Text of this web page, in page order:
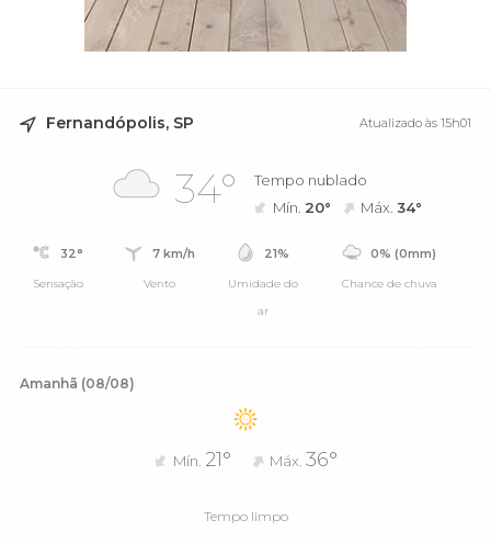
Fernandópolis, SP Atualizado às 15h01
34°
Tempo nublado
Mín. 20° Máx.34°
32°
Sensação
7 km/h
Vento
21%
Umidade do
ar
0% (0mm)
Chance de chuva
Amanhã (08/08)
Mín. 21° Máx. 36°
Tempo limpo